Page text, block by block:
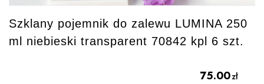
Szklany pojemnik do zalewu LUMINA 250
ml niebieski transparent 70842 kpl 6 szt.
75.00zł